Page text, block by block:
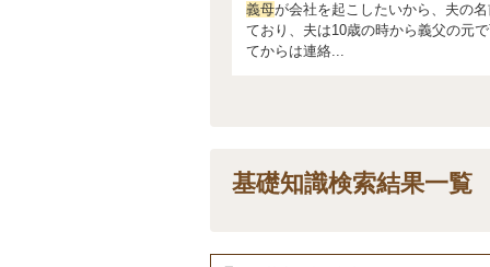
義母が会社を起こしたいから、夫の
ており、夫は10歳の時から義父の元
てからは連絡...
基礎知識検索結果一覧